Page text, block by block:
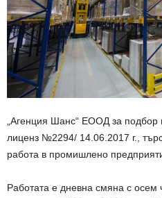
„Агенция Шанс“ ЕООД за подбор
лиценз №2294/ 14.06.2017 г.,
работа в промишлено
Работата е дневна смяна с осем